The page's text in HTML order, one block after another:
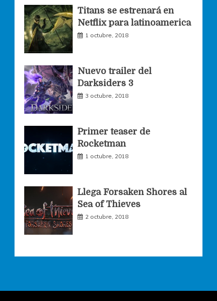
o
o
g
m
r
Titans se estrenará en
Netflix para latinoamerica
1 octubre, 2018
Nuevo trailer del
Darksiders 3
3 octubre, 2018
Primer teaser de
Rocketman
1 octubre, 2018
Llega Forsaken Shores al
Sea of Thieves
2 octubre, 2018